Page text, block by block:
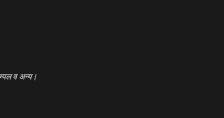
व अन्य।